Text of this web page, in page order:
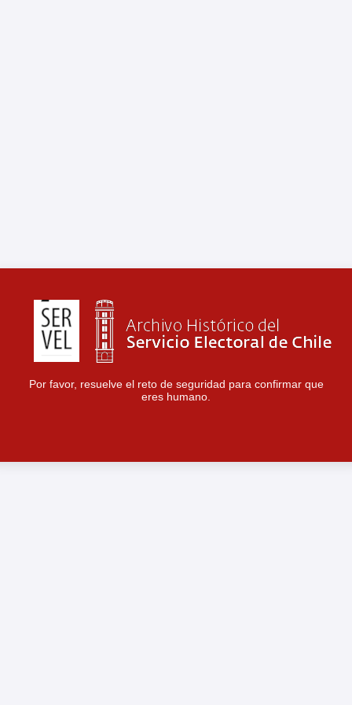
Por favor, resuelve el reto de seguridad para confirmar que
eres humano.